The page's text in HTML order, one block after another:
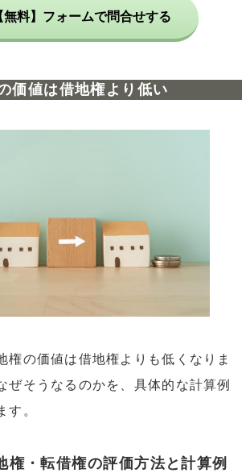
無料】フォームで問合せする
価値は借地権より低い
権の価値は借地権よりも低くなりま
ぜそうなるのかを、具体的な計算例
す。
権・転借権の評価方法と計算例